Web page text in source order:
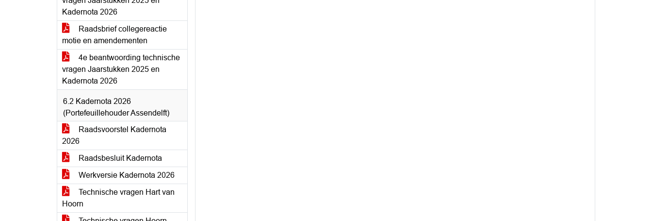
Kadernota 2026
Raadsbrief collegereactie
motie en amendementen
4e beantwoording technische
vragen Jaarstukken 2025 en
Kadernota 2026
6.2 Kadernota 2026
(Portefeuillehouder Assendelft)
Raadsvoorstel Kadernota
2026
Raadsbesluit Kadernota
Werkversie Kadernota 2026
Technische vragen Hart van
Hoorn